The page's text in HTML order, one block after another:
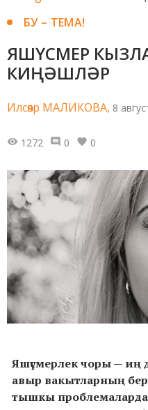
БУ – ТЕМА!
ЯШҮСМЕР
КИҢӘШЛӘР
Илсөяр МАЛИКОВА, 8
1272 0 0
Яшүсмерлек чоры —
авыр вакытларның
тышкы